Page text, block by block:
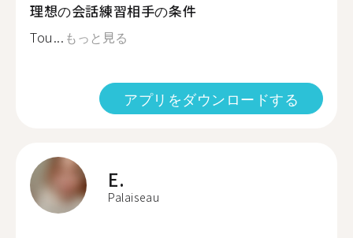
理想の会話練習相手の条件
Tou... もっと見る
アプリをダウンロードする
E.
Palaiseau